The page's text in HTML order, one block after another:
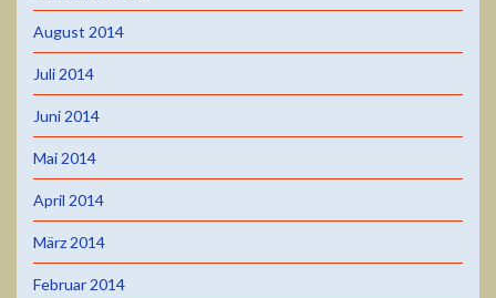
August 2014
Juli 2014
Juni 2014
Mai 2014
April 2014
März 2014
Februar 2014